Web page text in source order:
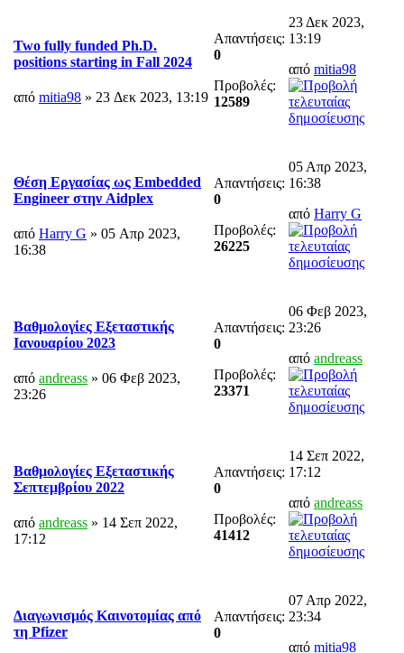
Two fully funded Ph.D.
positions starting in Fall 2024
από mitia98 » 23 Δεκ 2023, 13:19
Απαντήσεις:
0
Προβολές:
12589
23 Δεκ 2023,
13:19
από mitia98
Θέση Εργασίας ως Embedded
Engineer στην Aidplex
από Harry G » 05 Απρ 2023,
16:38
Απαντήσεις:
0
Προβολές:
26225
05 Απρ 2023,
16:38
από Harry G
Βαθμολογίες Εξεταστικής
Ιανουαρίου 2023
από andreass » 06 Φεβ 2023,
23:26
Απαντήσεις:
0
Προβολές:
23371
06 Φεβ 2023,
23:26
από andreass
Βαθμολογίες Εξεταστικής
Σεπτεμβρίου 2022
από andreass » 14 Σεπ 2022,
17:12
Απαντήσεις:
0
Προβολές:
41412
14 Σεπ 2022,
17:12
από andreass
Διαγωνισμός Καινοτομίας από
τη Pfizer
Απαντήσεις:
0
07 Απρ 2022,
23:34
από mitia98